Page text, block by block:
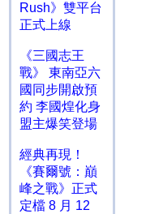
Rush》雙平台
正式上線
《三國志王
戰》 東南亞六
國同步開啟預
約 李國煌化身
盟主爆笑登場
經典再現！
《賽爾號：巔
峰之戰》正式
定檔 8 月 12